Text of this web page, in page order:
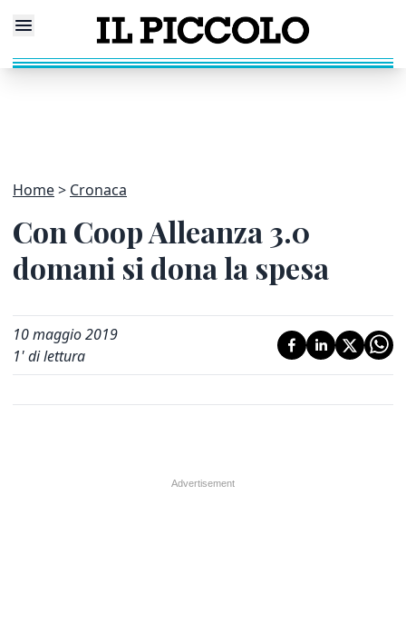
Home Cronaca
Con Coop Alleanza 3.0
domani si dona la spesa
10 maggio 2019
1' di lettura